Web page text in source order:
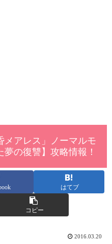
メアレス」ノーマルモ
の復讐】攻略情報！
はてブ
コピー
2016.03.20